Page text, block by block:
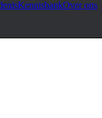
KennisbankOver ons